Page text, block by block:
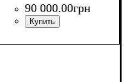
90 000.00грн